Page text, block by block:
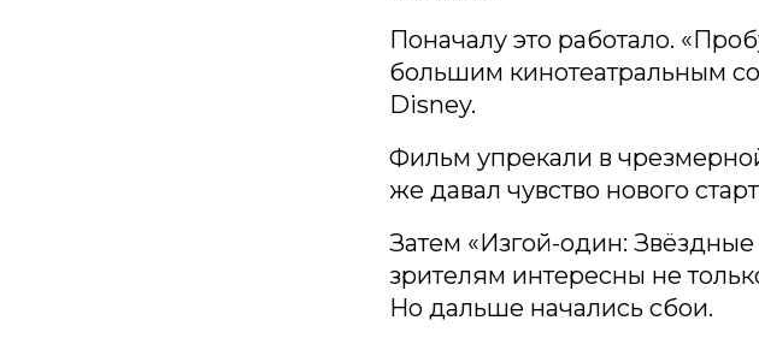
Поначалу это работало.
большим кинотеатральным
Disney.
Фильм упрекали в
же давал чувство нового
Затем «Изгой-один:
зрителям интересны не
Но дальше начались сбои.